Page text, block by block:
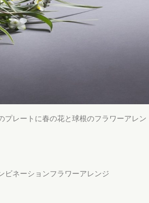
レートに春の花と球根のフラワーアレン
ネーションフラワーアレンジ